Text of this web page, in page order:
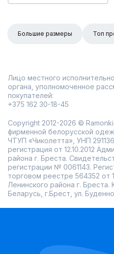
Большие размеры Топ
Лицо местного
органа, уполномоченное
покупателей:
+375 162 30-18-45
Copyright 2012-2026 ©
фирменной белорусской
ЧТУП «Чиколетта», УНП
регистрация от 12.10.2012
района г. Бреста.
регистрации № 0061143.
торговом реестре 564352 от
Ленинского района г.
Беларусь, г.Брест, ул.